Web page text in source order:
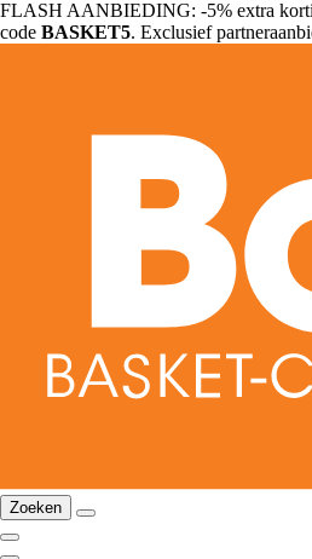
FLASH AANBIEDING: -5% extra
code BASKET5. Exclusief
Zoeken